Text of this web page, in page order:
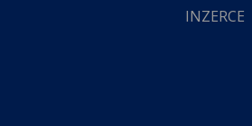
INZERCE